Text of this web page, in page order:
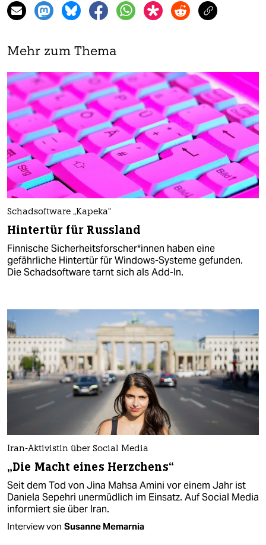
Mehr zum Thema
Schadsoftware „Kapeka“
Hintertür für Russland
Finnische Si­cher­heits­for­sche­r*in­nen haben eine
gefährliche Hintertür für Windows-Systeme gefunden.
Die Schadsoftware tarnt sich als Add-In.
Iran-Aktivistin über Social Media
„Die Macht eines Herzchens“
Seit dem Tod von Jina Mahsa Amini vor einem Jahr ist
Daniela Sepehri unermüdlich im Einsatz. Auf Social Media
informiert sie über Iran.
Interview von Susanne Memarnia